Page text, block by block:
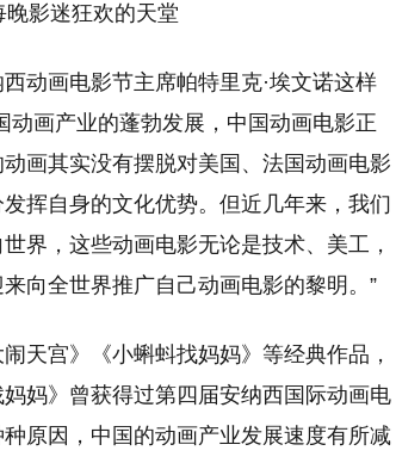
影迷狂欢的天堂
动画电影节主席帕特里克·埃文诺这样
动画产业的蓬勃发展，中国动画电影正
画其实没有摆脱对美国、法国动画电影
挥自身的文化优势。但近几年来，我们
界，这些动画电影无论是技术、美工，
向全世界推广自己动画电影的黎明。”
天宫》《小蝌蚪找妈妈》等经典作品，
妈》曾获得过第四届安纳西国际动画电
原因，中国的动画产业发展速度有所减